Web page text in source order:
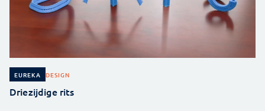
EUREKA DESIGN
Driezijdige rits